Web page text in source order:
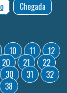
Chegada
10 11
12
20 21
22
30 31
32
38